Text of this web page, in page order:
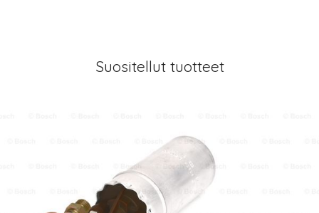
Suositellut tuotteet